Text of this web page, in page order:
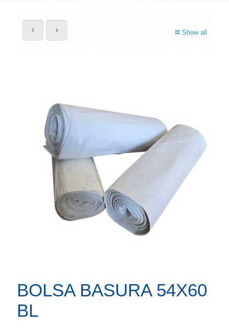
Show all
BOLSA BASURA 54X60
BL